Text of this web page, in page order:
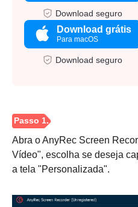
Download seguro
Download grátis
Para macOS
Download seguro
Abra o AnyRec Screen
Vídeo", escolha se deseja
a tela "Personalizada".